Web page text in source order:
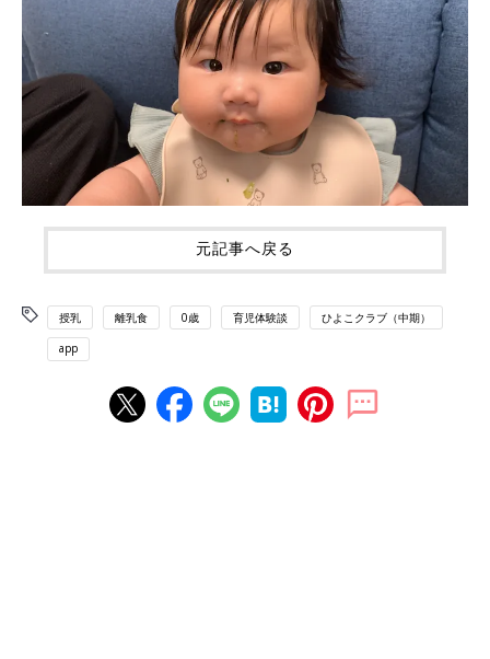
元記事へ戻る
授乳 離乳食 0歳 育児体験談 ひよこクラブ（中期）
app